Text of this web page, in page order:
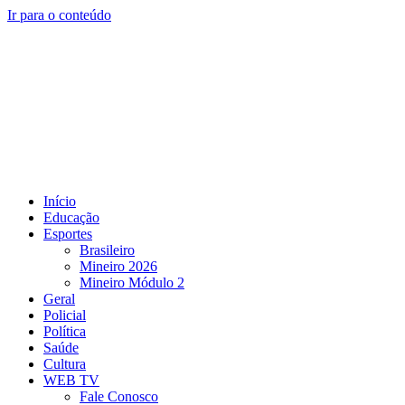
Ir para o conteúdo
Início
Educação
Esportes
Brasileiro
Mineiro 2026
Mineiro Módulo 2
Geral
Policial
Política
Saúde
Cultura
WEB TV
Fale Conosco